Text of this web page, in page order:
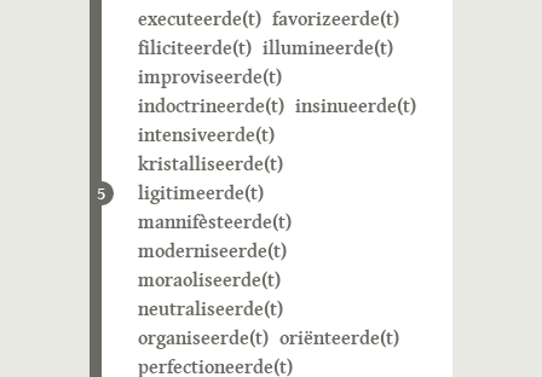
5
executeerde(t) favorizeerde(t)
filiciteerde(t) illumineerde(t)
improviseerde(t)
indoctrineerde(t) insinueerde(t)
intensiveerde(t)
kristalliseerde(t)
ligitimeerde(t)
mannifèsteerde(t)
moderniseerde(t)
moraoliseerde(t)
neutraliseerde(t)
organiseerde(t) oriënteerde(t)
perfectioneerde(t)